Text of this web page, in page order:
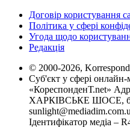
Договір користування
Політика у сфері
Угода щодо
Редакція
© 2000-2026,
Суб'єкт у сфері онлайн-
«КореспонденТ.net»
ХАРКІВСЬКЕ ШОСЕ,
Ідентифікатор медіа –